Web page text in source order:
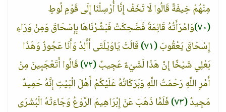
مِنْهُمْ خِيفَةً قَالُوا لَا تَخَفْ إِنَّا أُرْسِلْنَا إِلَى قَوْمِ لُوطٍ
(٧٠)
وَامْرَأَتُهُ قَائِمَةٌ فَضَحِكَتْ فَبَشَّرْنَاهَا بِإِسْحَاقَ وَمِنْ وَرَاءِ
إِسْحَاقَ يَعْقُوبَ(٧١)
قَالَتْ يَاوَيْلَتَى أَأَلِدُ وَأَنَا عَجُوزٌ وَهَذَا
بَعْلِي شَيْخًا إِنَّ هَذَا لَشَيْءٌ عَجِيبٌ(٧٢)
قَالُوا أَتَعْجَبِينَ مِنْ
أَمْرِ اللَّهِ رَحْمَتُ اللَّهِ وَبَرَكَاتُهُ عَلَيْكُمْ أَهْلَ الْبَيْتِ إِنَّهُ حَمِيدٌ
مَجِيدٌ(٧٣)
فَلَمَّا ذَهَبَ عَنْ إِبْرَاهِيمَ الرَّوْعُ وَجَاءَتْهُ الْبُشْرَى